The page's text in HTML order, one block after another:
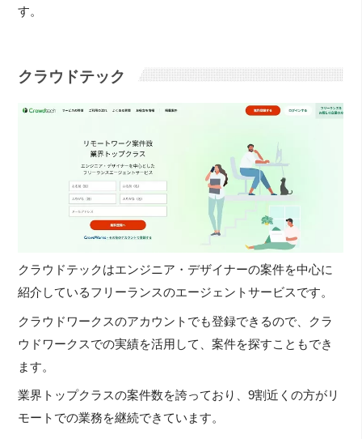
す。
クラウドテック
クラウドテックはエンジニア・デザイナーの案件を中心に
紹介しているフリーランスのエージェントサービスです。
クラウドワークスのアカウントでも登録できるので、クラ
ウドワークスでの実績を活用して、案件を探すこともでき
ます。
業界トップクラスの案件数を誇っており、9割近くの方がリ
モートでの業務を継続できています。